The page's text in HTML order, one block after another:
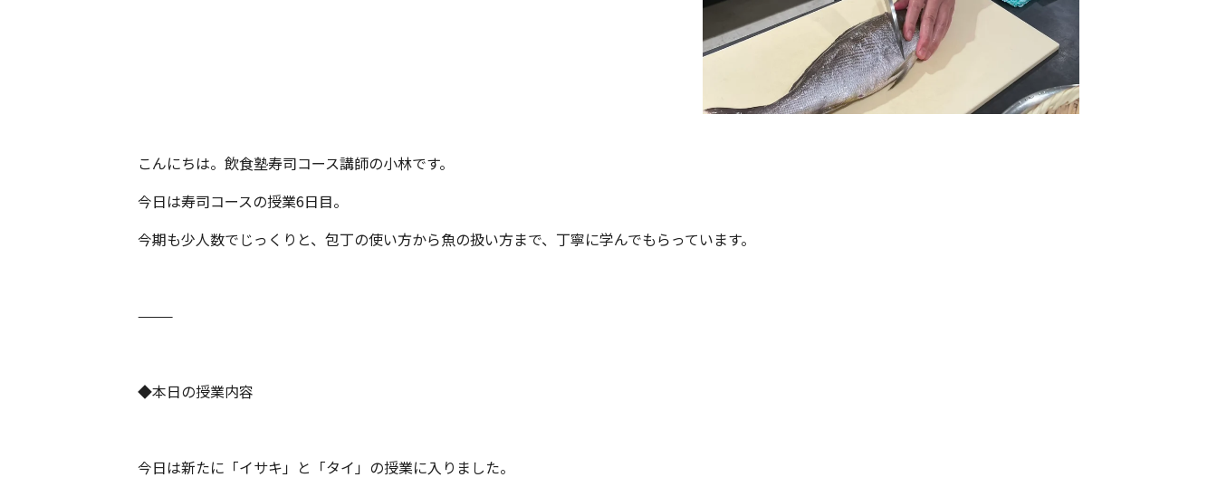
こんにちは。飲食塾寿司コース講師の小林です。
今日は寿司コースの授業6日目。
今期も少人数でじっくりと、包丁の使い方から魚の扱い方まで、丁寧に学んでもらっています。
⸻
◆本日の授業内容
今日は新たに「イサキ」と「タイ」の授業に入りました。